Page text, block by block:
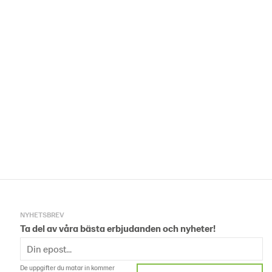
NYHETSBREV
Ta del av våra bästa erbjudanden och nyheter!
De uppgifter du matar in kommer